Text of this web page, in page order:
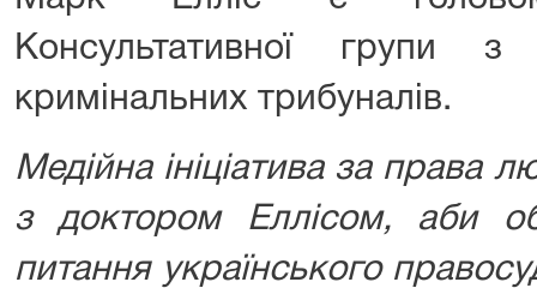
Консультативної групи
кримінальних трибуналів.
Медійна ініціатива за права
з доктором Еллісом, аби
питання українського